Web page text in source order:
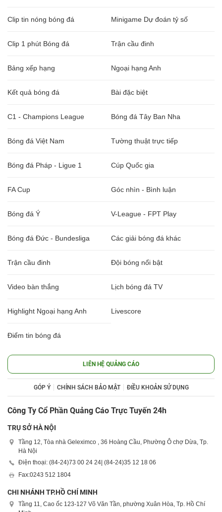
Clip tin nóng bóng đá Minigame Dự đoán tỷ số
Clip 1 phút Bóng đá Trận cầu đinh
Bảng xếp hạng Ngoại hạng Anh
Kết quả bóng đá Bài đặc biệt
C1 - Champions League Bóng đá Tây Ban Nha
Bóng đá Việt Nam Tường thuật trực tiếp
Bóng đá Pháp - Ligue 1 Cúp Quốc gia
FA Cup Góc nhìn - Bình luận
Bóng đá Ý V-League - FPT Play
Bóng đá Đức - Bundesliga Các giải bóng đá khác
Trận cầu đinh Đội bóng nổi bật
Video bàn thắng Lịch bóng đá TV
Highlight Ngoại hạng Anh Livescore
Điểm tin bóng đá
LIÊN HỆ QUẢNG CÁO
GÓP Ý CHÍNH SÁCH BẢO MẬT ĐIỀU KHOẢN SỬ DỤNG
Công Ty Cổ Phần Quảng Cáo Trực Tuyến 24h
TRỤ SỞ HÀ NỘI
Tầng 12, Tòa nhà Geleximco , 36 Hoàng Cầu, Phường Ô chợ Dừa, Tp.
Hà Nội
Điện thoại: (84-24)73 00 24 24 | (84-24)35 12 18 06
Fax:0243 512 1804
CHI NHÁNH TP.HỒ CHÍ MINH
Tầng 11, Cao ốc 123-127 Võ Văn Tần, phường Xuân Hòa, Tp. Hồ Chí